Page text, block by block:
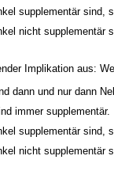
supplementär sind,
nicht supplementär
Implikation aus:
dann und nur dann
immer supplementär.
supplementär sind,
nicht supplementär